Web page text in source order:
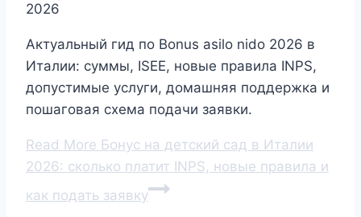
2026
Актуальный гид по Bonus asilo nido 2026 в
Италии: суммы, ISEE, новые правила INPS,
допустимые услуги, домашняя поддержка и
пошаговая схема подачи заявки.
Read More Бонус на детский сад в Италии
2026: сколько платит INPS, новые правила и
как подать заявку